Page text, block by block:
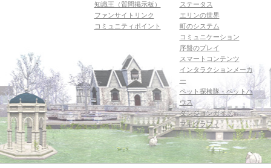
知識王（質問掲示板）
ファンサイトリンク
コミュニティポイント
ステータス
エリンの世界
町のシステム
コミュニケーション
序盤のプレイ
スマートコンテンツ
インタラクションメーカ
ー
ペット探検隊・ペットハ
ウス
ダンジョンガイド
マギグラフィ